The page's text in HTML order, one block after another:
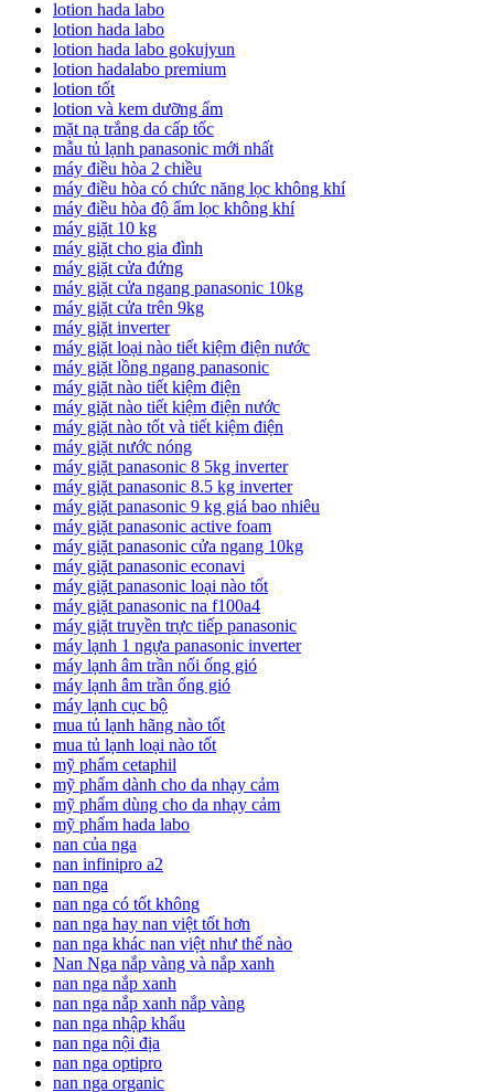
lotion hada labo
lotion hada labo
lotion hada labo gokujyun
lotion hadalabo premium
lotion tốt
lotion và kem dưỡng ẩm
mặt nạ trắng da cấp tốc
mẫu tủ lạnh panasonic mới nhất
máy điều hòa 2 chiều
máy điều hòa có chức năng lọc không khí
máy điều hòa độ ẩm lọc không khí
máy giặt 10 kg
máy giặt cho gia đình
máy giặt cửa đứng
máy giặt cửa ngang panasonic 10kg
máy giặt cửa trên 9kg
máy giặt inverter
máy giặt loại nào tiết kiệm điện nước
máy giặt lồng ngang panasonic
máy giặt nào tiết kiệm điện
máy giặt nào tiết kiệm điện nước
máy giặt nào tốt và tiết kiệm điện
máy giặt nước nóng
máy giặt panasonic 8 5kg inverter
máy giặt panasonic 8.5 kg inverter
máy giặt panasonic 9 kg giá bao nhiêu
máy giặt panasonic active foam
máy giặt panasonic cửa ngang 10kg
máy giặt panasonic econavi
máy giặt panasonic loại nào tốt
máy giặt panasonic na f100a4
máy giặt truyền trực tiếp panasonic
máy lạnh 1 ngựa panasonic inverter
máy lạnh âm trần nối ống gió
máy lạnh âm trần ống gió
máy lạnh cục bộ
mua tủ lạnh hãng nào tốt
mua tủ lạnh loại nào tốt
mỹ phẩm cetaphil
mỹ phẩm dành cho da nhạy cảm
mỹ phẩm dùng cho da nhạy cảm
mỹ phẩm hada labo
nan của nga
nan infinipro a2
nan nga
nan nga có tốt không
nan nga hay nan việt tốt hơn
nan nga khác nan việt như thế nào
Nan Nga nắp vàng và nắp xanh
nan nga nắp xanh
nan nga nắp xanh nắp vàng
nan nga nhập khẩu
nan nga nội địa
nan nga optipro
nan nga organic